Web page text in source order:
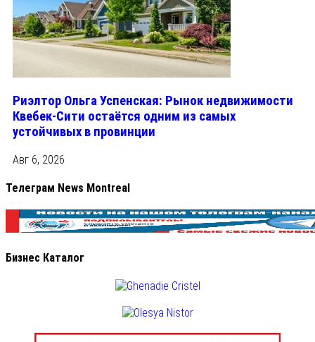
Риэлтор Ольга Успенская: Рынок недвижимости
Квебек-Сити остаётся одним из самых
устойчивых в провинции
Авг 6, 2026
Телеграм News Montreal
Бизнес Каталог